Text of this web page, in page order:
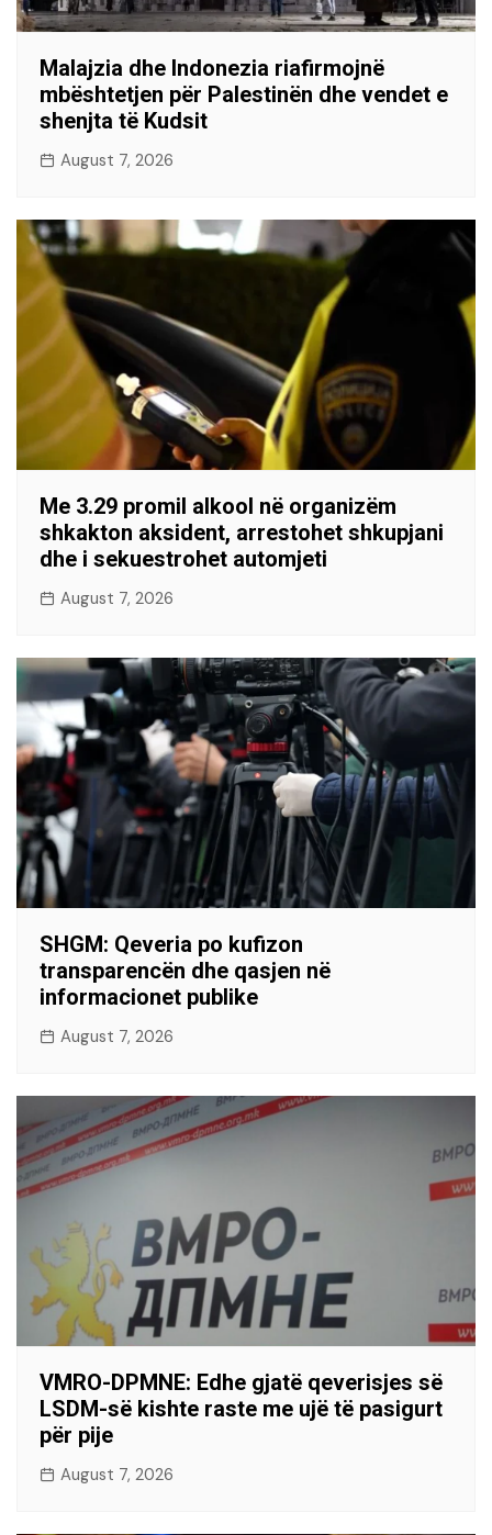
Malajzia dhe Indonezia riafirmojnë
mbështetjen për Palestinën dhe vendet e
shenjta të Kudsit
August 7, 2026
Me 3.29 promil alkool në organizëm
shkakton aksident, arrestohet shkupjani
dhe i sekuestrohet automjeti
August 7, 2026
SHGM: Qeveria po kufizon
transparencën dhe qasjen në
informacionet publike
August 7, 2026
VMRO-DPMNE: Edhe gjatë qeverisjes së
LSDM-së kishte raste me ujë të pasigurt
për pije
August 7, 2026